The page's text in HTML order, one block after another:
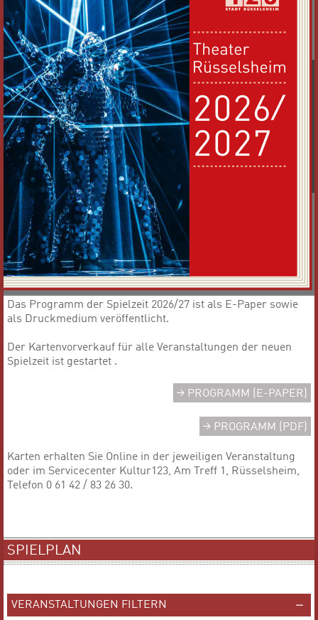
Das Programm der Spielzeit 2026/27 ist als E-Paper sowie
als Druckmedium veröffentlicht.
Der Kartenvorverkauf für alle Veranstaltungen der neuen
Spielzeit ist gestartet .
PROGRAMM (E-PAPER)
PROGRAMM (PDF)
Karten erhalten Sie Online in der jeweiligen Veranstaltung
oder im Servicecenter Kultur123, Am Treff 1, Rüsselsheim,
Telefon 0 61 42 / 83 26 30.
SPIELPLAN
VERANSTALTUNGEN FILTERN